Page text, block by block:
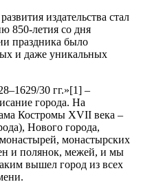
издательства стал
850-летия со дня
праздника было
и даже уникальных
30 гг.»[1] –
города. На
Костромы XVII века –
Нового города,
монастырских
и полянок, межей, и мы
вышел город из всех